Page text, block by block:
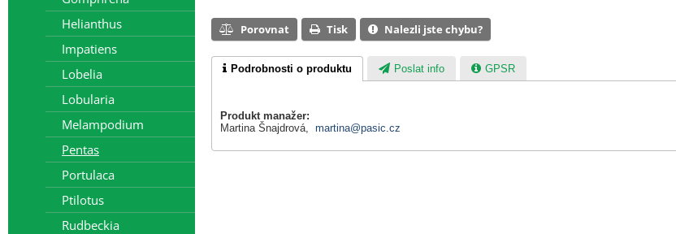
Helianthus
Impatiens
Lobelia
Lobularia
Melampodium
Pentas
Portulaca
Ptilotus
Rudbeckia
Porovnat Tisk Nalezli jste chybu?
Podrobnosti o produktu Poslat info GPSR
Produkt manažer:
Martina Šnajdrová, martina@pasic.cz